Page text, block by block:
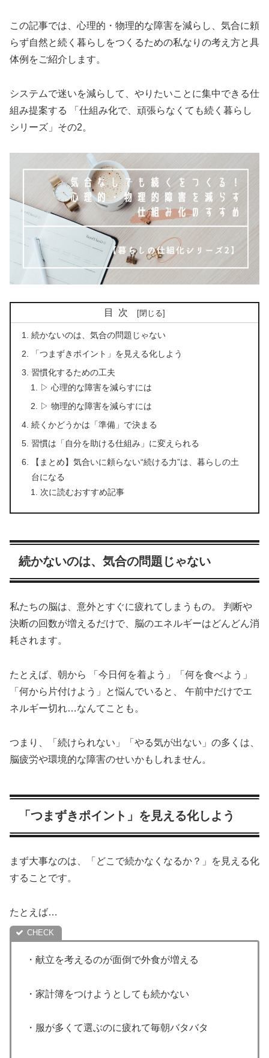
この記事では、心理的・物理的な障害を減らし、気合に頼
らず自然と続く暮らしをつくるための私なりの考え方と具
体例をご紹介します。
システムで迷いを減らして、やりたいことに集中できる仕
組み提案する 「仕組み化で、頑張らなくても続く暮らし
シリーズ」その2。
目次
続かないのは、気合の問題じゃない
「つまずきポイント」を見える化しよう
習慣化するための工夫
▷ 心理的な障害を減らすには
▷ 物理的な障害を減らすには
続くかどうかは「準備」で決まる
習慣は「自分を助ける仕組み」に変えられる
【まとめ】気合いに頼らない“続ける力”は、暮らしの土
台になる
次に読むおすすめ記事
続かないのは、気合の問題じゃない
私たちの脳は、意外とすぐに疲れてしまうもの。 判断や
決断の回数が増えるだけで、脳のエネルギーはどんどん消
耗されます。
たとえば、朝から 「今日何を着よう」「何を食べよう」
「何から片付けよう」と悩んでいると、 午前中だけでエ
ネルギー切れ…なんてことも。
つまり、「続けられない」「やる気が出ない」の多くは、
脳疲労や環境的な障害のせいかもしれません。
「つまずきポイント」を見える化しよう
まず大事なのは、「どこで続かなくなるか？」を見える化
することです。
たとえば…
・献立を考えるのが面倒で外食が増える
・家計簿をつけようとしても続かない
・服が多くて選ぶのに疲れて毎朝バタバタ